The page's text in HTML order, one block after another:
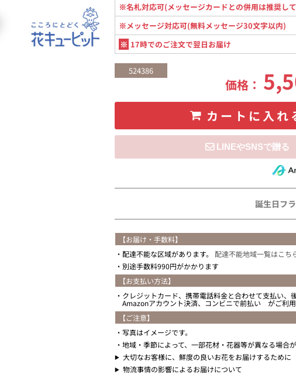
※名札対応可(メッセージカードとの併用は推奨し
※メッセージ対応可(無料メッセージ30文字以内)
※ 17時でのご注文で翌日お届け
524386
価格：
カートに入れ
住所を知らない相手にeギフ
誕生日フ
【お届け・手数料】
配達不能な区域があります。 配達不能地域一覧はこち
別途手数料990円がかかります
【お支払い方法】
クレジットカード、携帯電話料金と合わせて支払い、
Amazonアカウント決済、コンビニで前払い がご利
【ご注意】
写真はイメージです。
地域・季節によって、一部花材・花器等が異なる場合が
大切なお客様に、鮮度の良いお花をお届けするために
物流事情の影響によるお届けについて